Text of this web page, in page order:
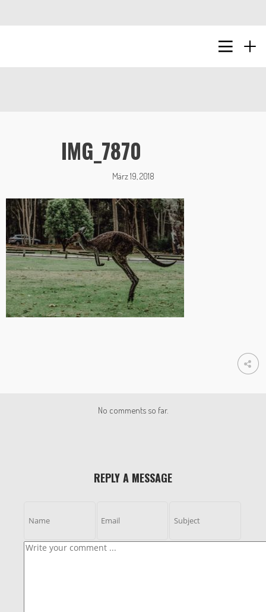
IMG_7870
März 19, 2018
No comments so far.
REPLY A MESSAGE